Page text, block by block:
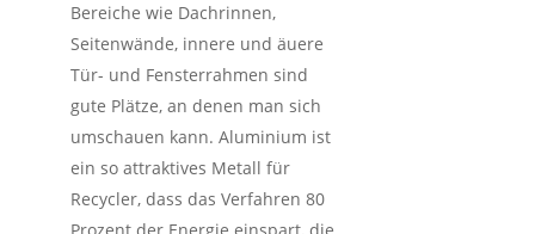
Bereiche wie Dachrinnen,
Seitenwände, innere und äuere
Tür- und Fensterrahmen sind
gute Plätze, an denen man sich
umschauen kann. Aluminium ist
ein so attraktives Metall für
Recycler, dass das Verfahren 80